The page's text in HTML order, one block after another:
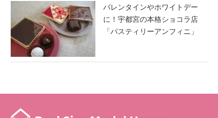
バレンタインやホワイトデー
に！宇都宮の本格ショコラ店
「パスティリーアンフィニ」